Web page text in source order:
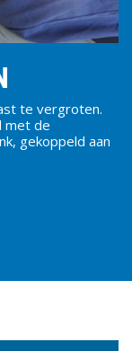
te vergroten.
met de
gekoppeld aan